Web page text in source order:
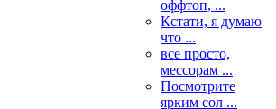
оффтоп, ...
Кстати, я думаю
что ...
все просто,
мессорам ...
Посмотрите
ярким сол ...